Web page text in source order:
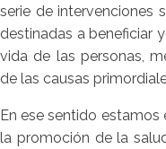
serie de intervenciones
destinadas a beneficiar
vida de las personas,
de las causas
En ese sentido estamos
la promoción de la